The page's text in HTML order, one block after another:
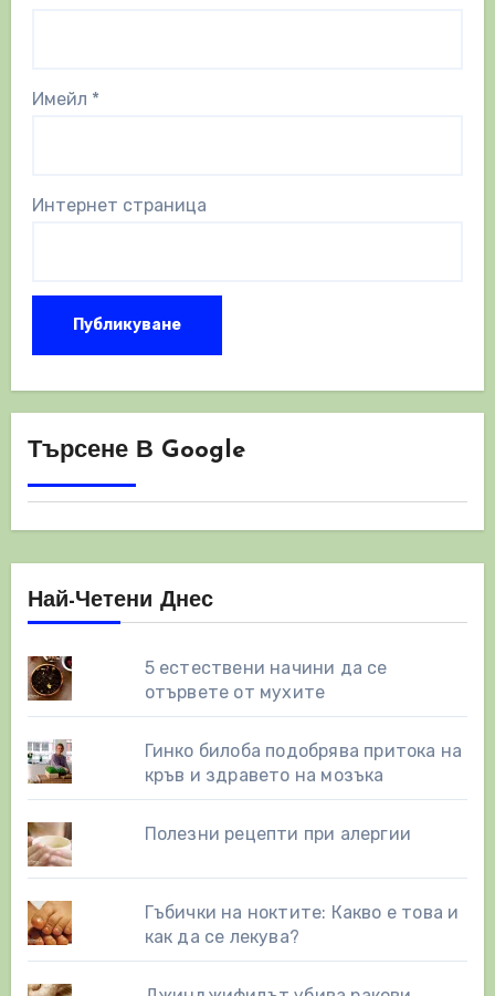
Имейл *
Интернет страница
Търсене В Google
Най-Четени Днес
5 естествени начини да се
отървете от мухите
Гинко билоба подобрява притока на
кръв и здравето на мозъка
Полезни рецепти при алергии
Гъбички на ноктите: Какво е това и
как да се лекува?